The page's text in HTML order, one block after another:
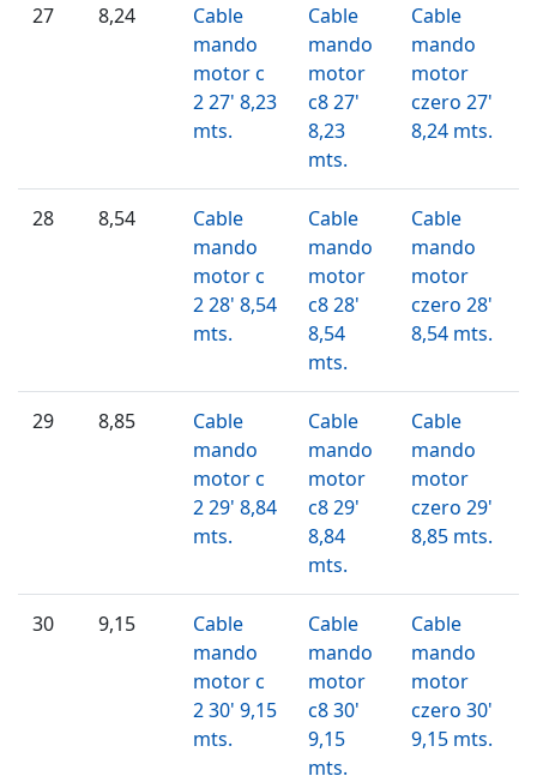
27 8,24
Cable
mando
motor c
2 27' 8,23
mts.
Cable
mando
motor
c8 27'
8,23
mts.
Cable
mando
motor
czero 27'
8,24 mts.
28 8,54
Cable
mando
motor c
2 28' 8,54
mts.
Cable
mando
motor
c8 28'
8,54
mts.
Cable
mando
motor
czero 28'
8,54 mts.
29 8,85
Cable
mando
motor c
2 29' 8,84
mts.
Cable
mando
motor
c8 29'
8,84
mts.
Cable
mando
motor
czero 29'
8,85 mts.
30 9,15
Cable
mando
motor c
2 30' 9,15
mts.
Cable
mando
motor
c8 30'
9,15
mts.
Cable
mando
motor
czero 30'
9,15 mts.